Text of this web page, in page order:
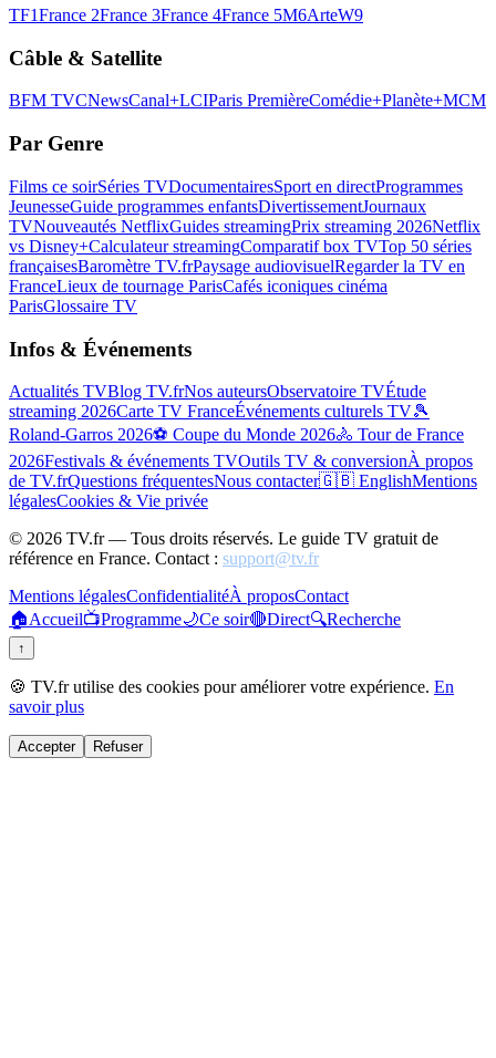
TF1France 2France 3France 4France 5M6ArteW9
Câble & Satellite
BFM TVCNewsCanal+LCIParis PremièreComédie+Planète+MCM
Par Genre
Films ce soirSéries TVDocumentairesSport en directProgrammes
JeunesseGuide programmes enfantsDivertissementJournaux
TVNouveautés NetflixGuides streamingPrix streaming 2026Netflix
vs Disney+Calculateur streamingComparatif box TVTop 50 séries
françaisesBaromètre TV.frPaysage audiovisuelRegarder la TV en
FranceLieux de tournage ParisCafés iconiques cinéma
ParisGlossaire TV
Infos & Événements
Actualités TVBlog TV.frNos auteursObservatoire TVÉtude
streaming 2026Carte TV FranceÉvénements culturels TV🎾
Roland-Garros 2026⚽ Coupe du Monde 2026🚴 Tour de France
2026Festivals & événements TVOutils TV & conversionÀ propos
de TV.frQuestions fréquentesNous contacter🇬🇧 EnglishMentions
légalesCookies & Vie privée
© 2026 TV.fr — Tous droits réservés. Le guide TV gratuit de
référence en France. Contact : support@tv.fr
Mentions légalesConfidentialitéÀ proposContact
🏠Accueil📺Programme🌙Ce soir🔴Direct🔍Recherche
↑
🍪 TV.fr utilise des cookies pour améliorer votre expérience. En
savoir plus
Accepter Refuser